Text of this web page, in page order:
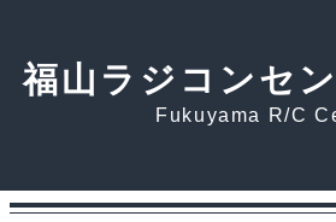
福山ラジコンセ
Fukuyama R/C